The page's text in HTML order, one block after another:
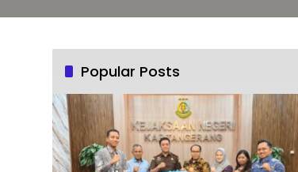
Popular Posts